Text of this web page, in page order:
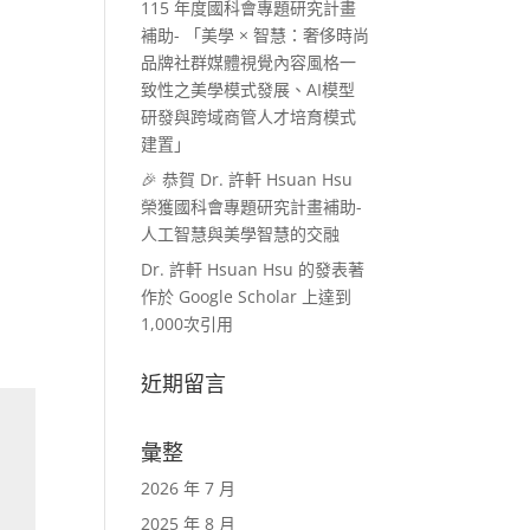
115 年度國科會專題研究計畫
補助- 「美學 × 智慧：奢侈時尚
品牌社群媒體視覺內容風格一
致性之美學模式發展、AI模型
研發與跨域商管人才培育模式
建置」
🎉 恭賀 Dr. 許軒 Hsuan Hsu
榮獲國科會專題研究計畫補助-
人工智慧與美學智慧的交融
Dr. 許軒 Hsuan Hsu 的發表著
作於 Google Scholar 上達到
1,000次引用
近期留言
彙整
2026 年 7 月
2025 年 8 月